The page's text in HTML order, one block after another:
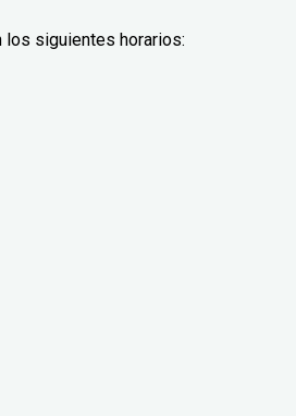
siguientes horarios: